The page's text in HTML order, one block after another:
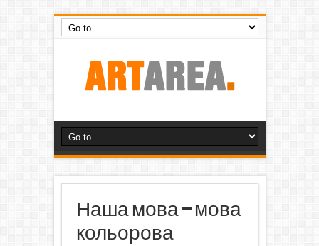
Наша мова – мова
кольорова